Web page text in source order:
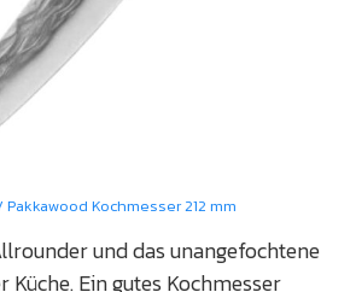
Pakkawood Kochmesser 212 mm
und das unangefochtene
Ein gutes Kochmesser